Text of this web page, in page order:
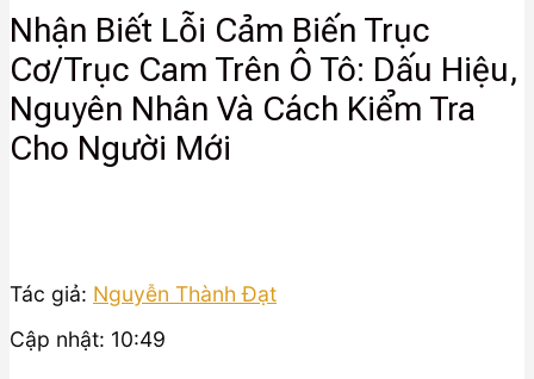
Nhận Biết Lỗi Cảm Biến Trục
Cơ/Trục Cam Trên Ô Tô: Dấu Hiệu,
Nguyên Nhân Và Cách Kiểm Tra
Cho Người Mới
Tác giả: Nguyễn Thành Đạt
Cập nhật: 10:49